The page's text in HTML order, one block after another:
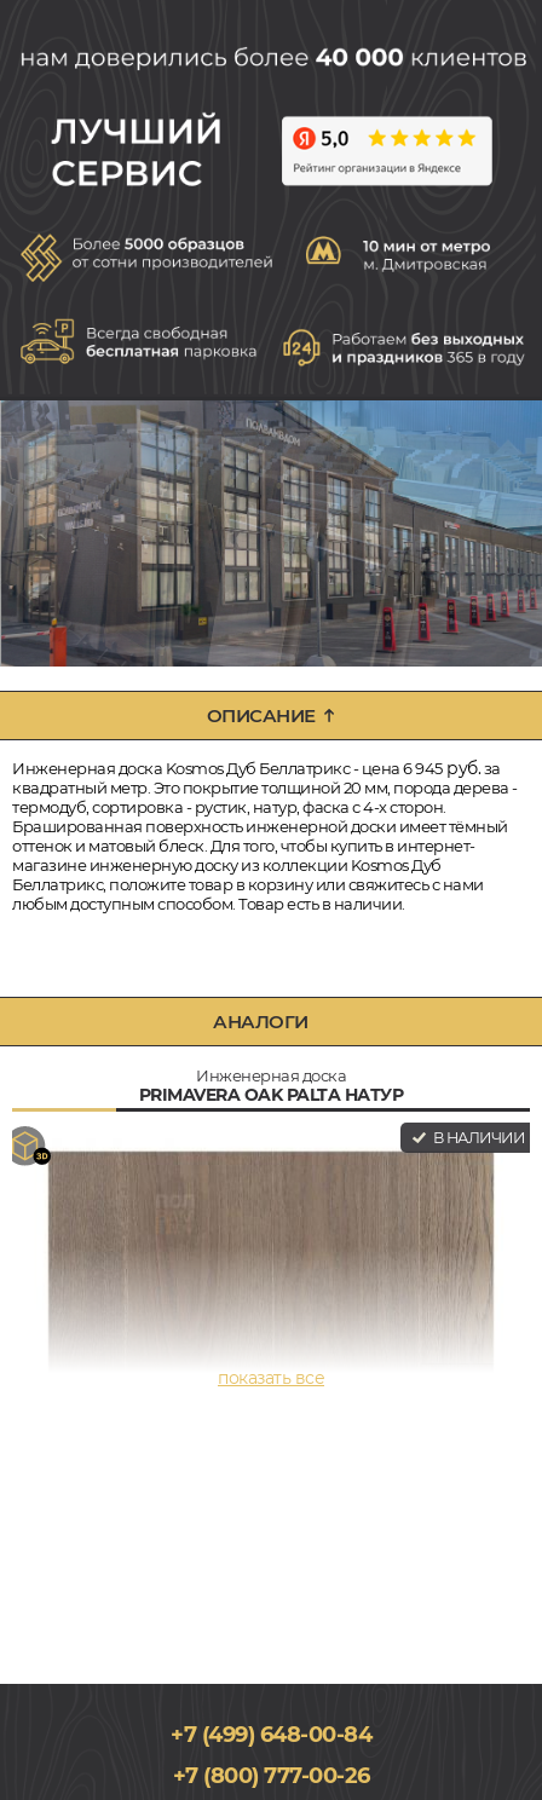
ОПИСАНИЕ
Инженерная доска Kosmos Дуб Беллатрикс - цена 6 945руб.за
квадратный метр. Это покрытие толщиной 20 мм, порода дерева -
термодуб, сортировка - рустик, натур, фаска с 4-х сторон.
Брашированная поверхность инженерной доски имеет тёмный
оттенок и матовый блеск. Для того, чтобы купить в интернет-
магазине инженерную доску из коллекции Kosmos Дуб
Беллатрикс, положите товар в корзину или свяжитесь с нами
любым доступным способом. Товар есть в наличии.
АНАЛОГИ
Инженерная доска
PRIMAVERA OAK PALTA НАТУР
В НАЛИЧИИ
145x400-1500, 15мм
Дуб, Однополосный, Лак, Натур
+7 (499) 648-00-84
+7 (800) 777-00-26